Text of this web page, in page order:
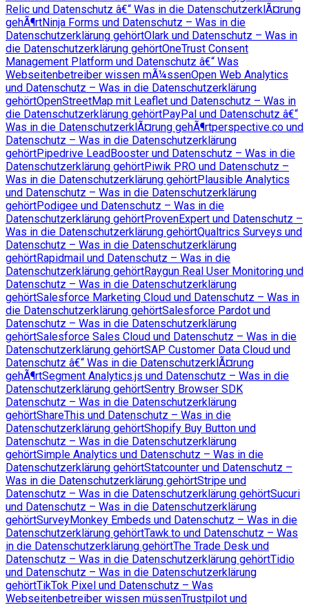
Relic und Datenschutz â€“ Was in die DatenschutzerklÃ¤rung
gehÃ¶rtNinja Forms und Datenschutz – Was in die
Datenschutzerklärung gehörtOlark und Datenschutz – Was in
die Datenschutzerklärung gehörtOneTrust Consent
Management Platform und Datenschutz â€“ Was
Webseitenbetreiber wissen mÃ¼ssenOpen Web Analytics
und Datenschutz – Was in die Datenschutzerklärung
gehörtOpenStreetMap mit Leaflet und Datenschutz – Was in
die Datenschutzerklärung gehörtPayPal und Datenschutz â€“
Was in die DatenschutzerklÃ¤rung gehÃ¶rtperspective.co und
Datenschutz – Was in die Datenschutzerklärung
gehörtPipedrive LeadBooster und Datenschutz – Was in die
Datenschutzerklärung gehörtPiwik PRO und Datenschutz –
Was in die Datenschutzerklärung gehörtPlausible Analytics
und Datenschutz – Was in die Datenschutzerklärung
gehörtPodigee und Datenschutz – Was in die
Datenschutzerklärung gehörtProvenExpert und Datenschutz –
Was in die Datenschutzerklärung gehörtQualtrics Surveys und
Datenschutz – Was in die Datenschutzerklärung
gehörtRapidmail und Datenschutz – Was in die
Datenschutzerklärung gehörtRaygun Real User Monitoring und
Datenschutz – Was in die Datenschutzerklärung
gehörtSalesforce Marketing Cloud und Datenschutz – Was in
die Datenschutzerklärung gehörtSalesforce Pardot und
Datenschutz – Was in die Datenschutzerklärung
gehörtSalesforce Sales Cloud und Datenschutz – Was in die
Datenschutzerklärung gehörtSAP Customer Data Cloud und
Datenschutz â€“ Was in die DatenschutzerklÃ¤rung
gehÃ¶rtSegment Analytics.js und Datenschutz – Was in die
Datenschutzerklärung gehörtSentry Browser SDK
Datenschutz – Was in die Datenschutzerklärung
gehörtShareThis und Datenschutz – Was in die
Datenschutzerklärung gehörtShopify Buy Button und
Datenschutz – Was in die Datenschutzerklärung
gehörtSimple Analytics und Datenschutz – Was in die
Datenschutzerklärung gehörtStatcounter und Datenschutz –
Was in die Datenschutzerklärung gehörtStripe und
Datenschutz – Was in die Datenschutzerklärung gehörtSucuri
und Datenschutz – Was in die Datenschutzerklärung
gehörtSurveyMonkey Embeds und Datenschutz – Was in die
Datenschutzerklärung gehörtTawk.to und Datenschutz – Was
in die Datenschutzerklärung gehörtThe Trade Desk und
Datenschutz – Was in die Datenschutzerklärung gehörtTidio
und Datenschutz – Was in die Datenschutzerklärung
gehörtTikTok Pixel und Datenschutz – Was
Webseitenbetreiber wissen müssenTrustpilot und